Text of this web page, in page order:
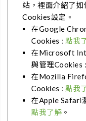
站，裡面介紹了
Cookies設定。
在Google
Cookies :點我
在Microsoft
與管理Cookies :
在Mozilla
Cookies :點我
在Apple Safari
點我了解 。